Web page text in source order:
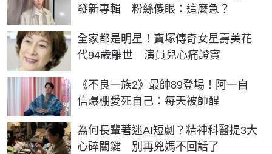
發新專輯 粉絲傻眼：這麼急？
全家都是明星！寶塚傳奇女星壽美花
代94歲離世 演員兒心痛證實
《不良一族2》最帥89登場！阿一自
信爆棚愛死自己：每天被帥醒
為何長輩著迷AI短劇？精神科醫提3大
心碎關鍵 別再兇媽不回話了